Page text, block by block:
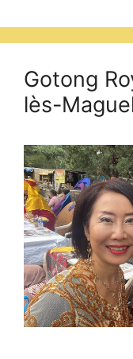
Gotong
lès-